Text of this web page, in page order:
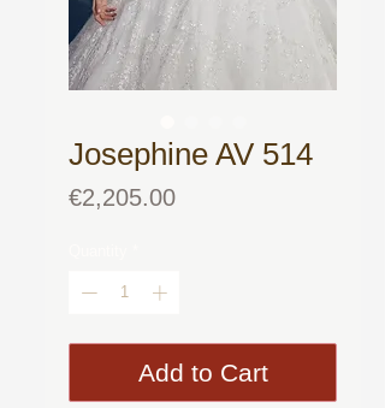
Josephine AV 514
€2,205.00Price
Add to Cart